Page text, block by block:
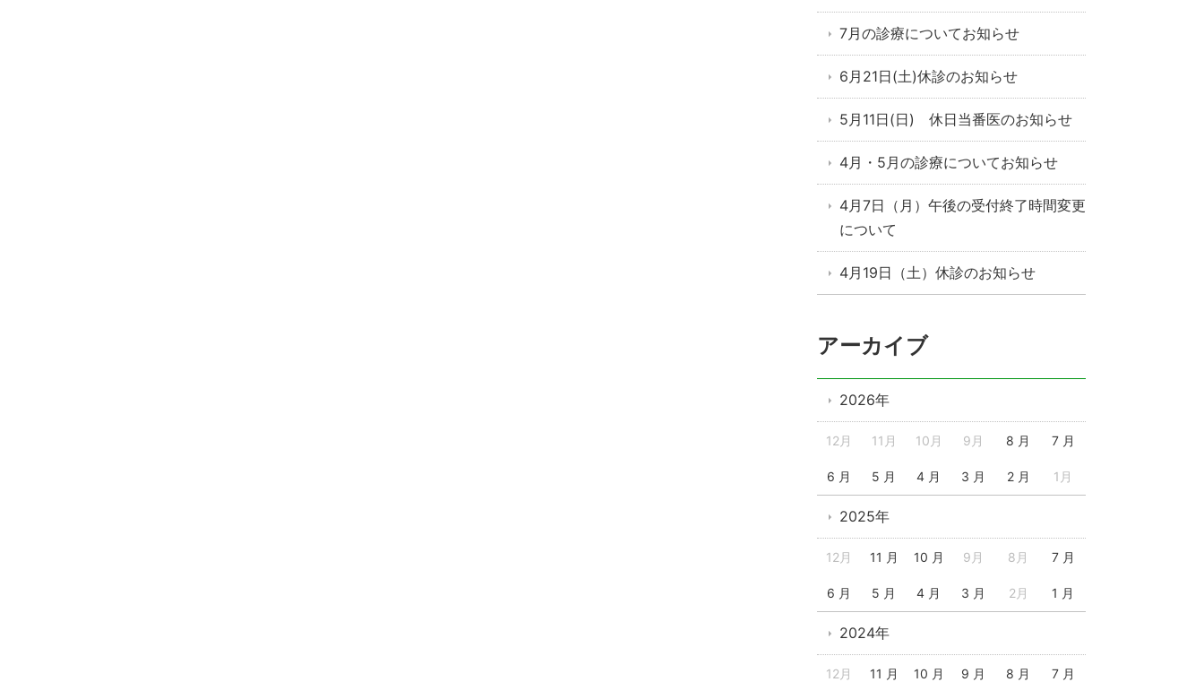
7月の診療についてお知らせ
6月21日(土)休診のお知らせ
5月11日(日) 休日当番医のお知らせ
4月・5月の診療についてお知らせ
4月7日（月）午後の受付終了時間変更
について
4月19日（土）休診のお知らせ
アーカイブ
2026年
12月 11月 10月 9月 8 月 7 月
6 月 5 月 4 月 3 月 2 月 1月
2025年
12月 11 月 10 月 9月 8月 7 月
6 月 5 月 4 月 3 月 2月 1 月
2024年
12月 11 月 10 月 9 月 8 月 7 月